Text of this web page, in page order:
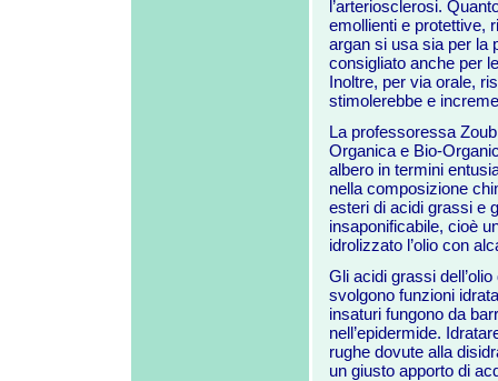
l’arteriosclerosi.
emollienti e protettive,
argan si usa sia per la
consigliato anche per
Inoltre, per via orale,
stimolerebbe e
La professoressa
Organica e Bio-
albero in termini
nella composizione
esteri di acidi grassi e
insaponificabile, cioè
idrolizzato l’olio con
Gli acidi grassi
svolgono funzioni
insaturi fungono da
nell’epidermide.
rughe dovute alla
un giusto apporto di